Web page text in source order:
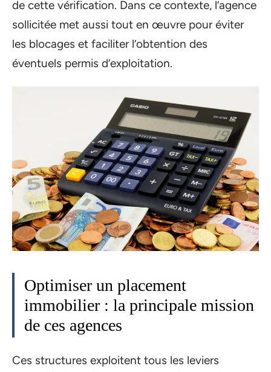
de cette vérification. Dans ce contexte, l’agence
sollicitée met aussi tout en œuvre pour éviter
les blocages et faciliter l’obtention des
éventuels permis d’exploitation.
Optimiser un placement
immobilier : la principale mission
de ces agences
Ces structures exploitent tous les leviers